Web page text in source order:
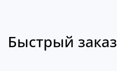
Быстрый заказ